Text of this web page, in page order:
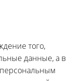
того,
данные, а в
персональным